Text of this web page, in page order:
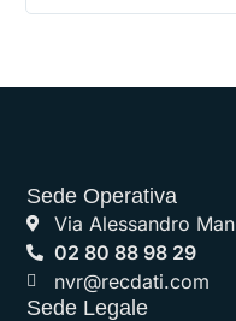
Sede Operativa
Via Alessandro
02 80 88 98 29
nvr@recdati.com
Sede Legale